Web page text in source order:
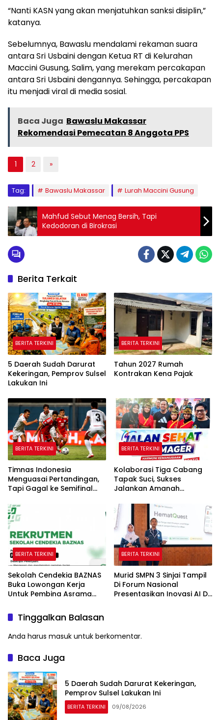
“Nanti KASN yang akan menjatuhkan sanksi disiplin,”
katanya.
Sebelumnya, Bawaslu mendalami rekaman suara
antara Sri Usbaini dengan Ketua RT di Kelurahan
Maccini Gusung, Salim, yang merekam percakapan
antara Sri Usbaini dengannya. Sehingga, percakapan
itu menjadi viral di media sosial.
Baca Juga Bawaslu Makassar
Rekomendasi Pemecatan 8 Anggota PPS
1 2 »
Tag: Bawaslu Makassar Lurah Maccini Gusung
Mahfud Sebut Menag Bersih, Tapi
Kedodoran di Birokrasi
Berita Terkait
BERITA TERKINI
5 Daerah Sudah Darurat
Kekeringan, Pemprov Sulsel
Lakukan Ini
BERITA TERKINI
Tahun 2027 Rumah
Kontrakan Kena Pajak
BERITA TERKINI
Timnas Indonesia
Menguasai Pertandingan,
Tapi Gagal ke Semifinal
BERITA TERKINI
Kolaborasi Tiga Cabang
Tapak Suci, Sukses
Jalankan Amanah
Gubernur Sulawesi Selatan
BERITA TERKINI
Sekolah Cendekia BAZNAS
Buka Lowongan Kerja
Untuk Pembina Asrama
BERITA TERKINI
Murid SMPN 3 Sinjai Tampil
Di Forum Nasional
Presentasikan Inovasi AI Di
Tinggalkan Balasan
Anda harus masuk untuk berkomentar.
Baca Juga
5 Daerah Sudah Darurat Kekeringan,
Pemprov Sulsel Lakukan Ini
BERITA TERKINI 09/08/2026